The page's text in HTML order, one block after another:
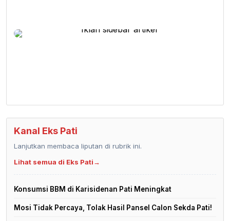
Kanal Eks Pati
Lanjutkan membaca liputan di rubrik ini.
Lihat semua di Eks Pati→
Konsumsi BBM di Karisidenan Pati Meningkat
Mosi Tidak Percaya, Tolak Hasil Pansel Calon Sekda Pati!